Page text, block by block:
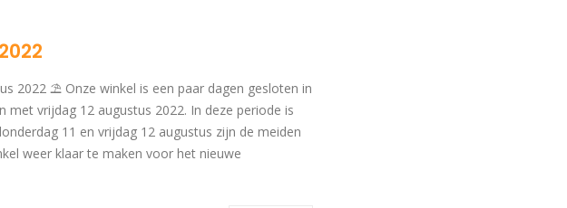
2022 ⛱️ Onze winkel is een paar dagen gesloten in
vrijdag 12 augustus 2022. In deze periode is
11 en vrijdag 12 augustus zijn de meiden
weer klaar te maken voor het nieuwe